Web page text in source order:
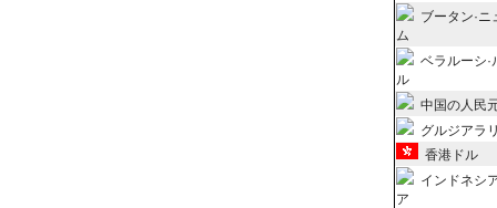
ブータン·ニ
ム
ベラルーシ·
ル
中国の人民
グルジアラ
香港ドル
インドネシ
ア